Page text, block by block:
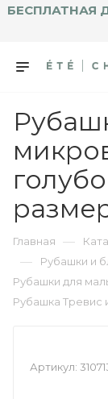
БЕСПЛАТНАЯ
Главная —
— Рубашки и
Рубашки для
Рубашка Тревис
Артикул: